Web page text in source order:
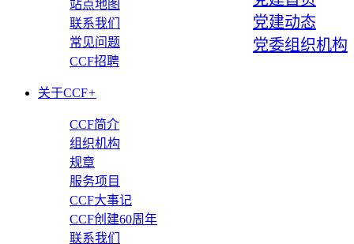
党建动态
党委组织机构
站点地图
联系我们
常见问题
CCF招聘
关于CCF+
CCF简介
组织机构
规章
服务项目
CCF大事记
CCF创建60周年
联系我们